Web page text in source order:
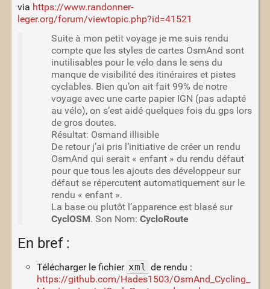
via https://www.randonner-
leger.org/forum/viewtopic.php?id=41521
Suite à mon petit voyage je me suis rendu
compte que les styles de cartes OsmAnd sont
inutilisables pour le vélo dans le sens du
manque de visibilité des itinéraires et pistes
cyclables. Bien qu’on ait fait 99% de notre
voyage avec une carte papier IGN (pas adapté
au vélo), on s’est aidé quelques fois du gps lors
de gros doutes.
Résultat: Osmand illisible
De retour j’ai pris l’initiative de créer un rendu
OsmAnd qui serait « enfant » du rendu défaut
pour que tous les ajouts des développeur sur
défaut se répercutent automatiquement sur le
rendu « enfant ».
La base ou plutôt l’apparence est blasé sur
CyclOSM. Son Nom: CycloRoute
En bref :
Télécharger le fichier xml de rendu :
https://github.com/Hades1503/OsmAnd_Cycling_